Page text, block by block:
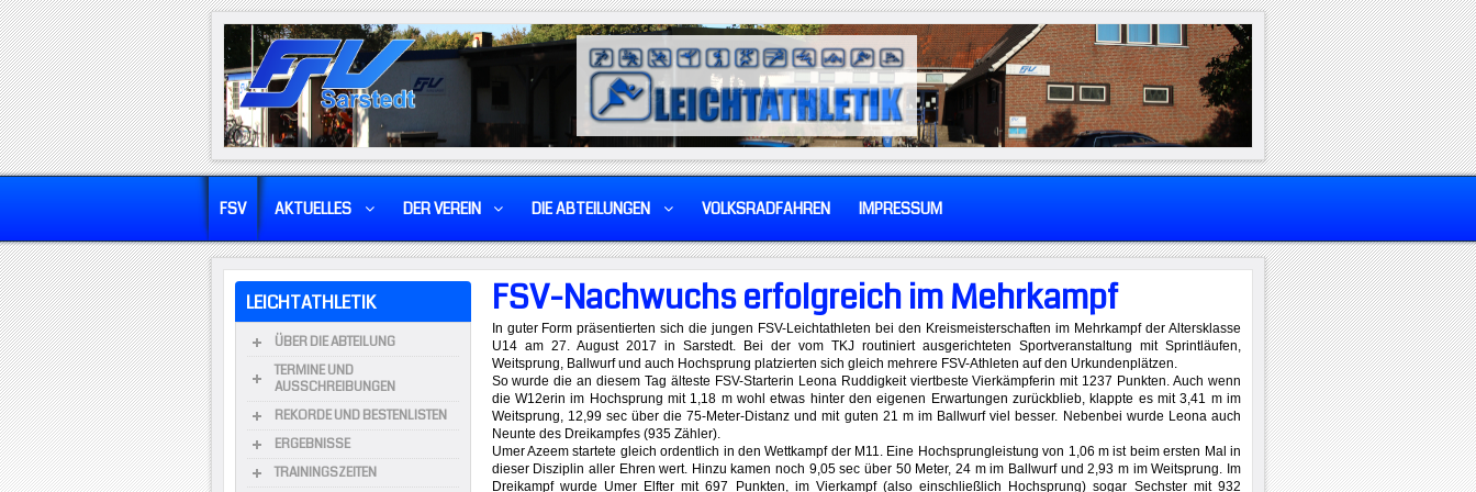
FSV AKTUELLES DER VEREIN DIE ABTEILUNGEN VOLKSRADFAHREN IMPRESSUM
LEICHTATHLETIK
ÜBER DIE ABTEILUNG
TERMINE UND
AUSSCHREIBUNGEN
REKORDE UND BESTENLISTEN
ERGEBNISSE
TRAININGSZEITEN
FSV-Nachwuchs erfolgreich im Mehrkampf
In guter Form präsentierten sich die jungen FSV-Leichtathleten bei den Kreismeisterschaften im Mehrkampf der Altersklasse
U14 am 27. August 2017 in Sarstedt. Bei der vom TKJ routiniert ausgerichteten Sportveranstaltung mit Sprintläufen,
Weitsprung, Ballwurf und auch Hochsprung platzierten sich gleich mehrere FSV-Athleten auf den Urkundenplätzen.
So wurde die an diesem Tag älteste FSV-Starterin Leona Ruddigkeit viertbeste Vierkämpferin mit 1237 Punkten. Auch wenn
die W12erin im Hochsprung mit 1,18 m wohl etwas hinter den eigenen Erwartungen zurückblieb, klappte es mit 3,41 m im
Weitsprung, 12,99 sec über die 75-Meter-Distanz und mit guten 21 m im Ballwurf viel besser. Nebenbei wurde Leona auch
Neunte des Dreikampfes (935 Zähler).
Umer Azeem startete gleich ordentlich in den Wettkampf der M11. Eine Hochsprungleistung von 1,06 m ist beim ersten Mal in
dieser Disziplin aller Ehren wert. Hinzu kamen noch 9,05 sec über 50 Meter, 24 m im Ballwurf und 2,93 m im Weitsprung. Im
Dreikampf wurde Umer Elfter mit 697 Punkten, im Vierkampf (also einschließlich Hochsprung) sogar Sechster mit 932